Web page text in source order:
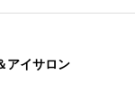
アイサロン